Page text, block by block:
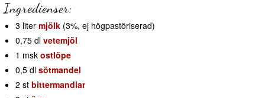
Ingredienser:
3 liter mjölk (3%, ej högpastöriserad)
0,75 dl vetemjöl
1 msk ostlöpe
0,5 dl sötmandel
2 st bittermandlar